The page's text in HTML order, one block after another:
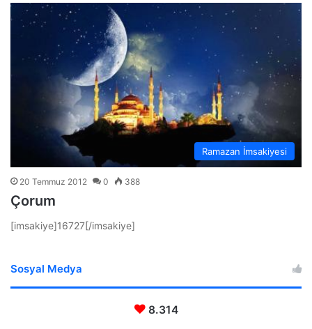
Ramazan İmsakiyesi
20 Temmuz 2012 0 388
Çorum
[imsakiye]16727[/imsakiye]
Sosyal Medya
8.314